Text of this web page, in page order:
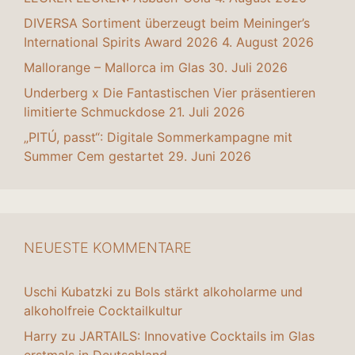
DIVERSA Sortiment überzeugt beim Meininger’s
International Spirits Award 2026 4. August 2026
Mallorange – Mallorca im Glas 30. Juli 2026
Underberg x Die Fantastischen Vier präsentieren
limitierte Schmuckdose 21. Juli 2026
„PITÚ, passt“: Digitale Sommerkampagne mit
Summer Cem gestartet 29. Juni 2026
NEUESTE KOMMENTARE
Uschi Kubatzki zu Bols stärkt alkoholarme und
alkoholfreie Cocktailkultur
Harry zu JARTAILS: Innovative Cocktails im Glas